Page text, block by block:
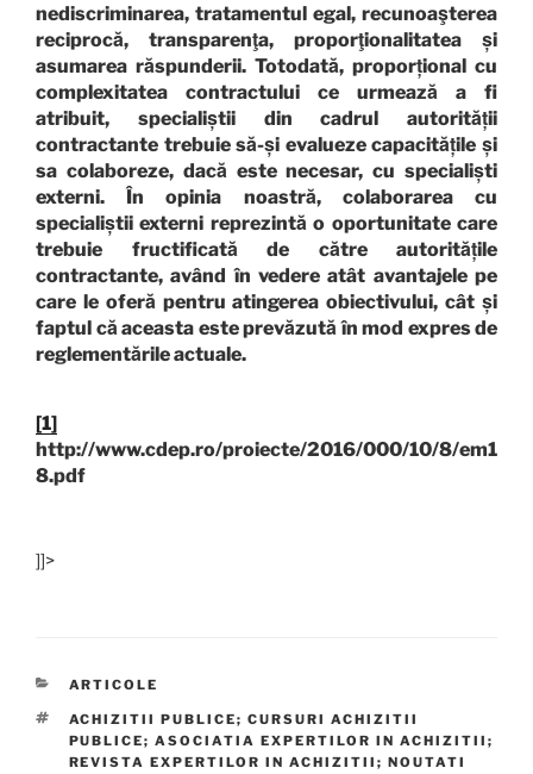
nediscriminarea, tratamentul egal, recunoaşterea
reciprocă, transparenţa, proporţionalitatea și
asumarea răspunderii. Totodată, proporțional cu
complexitatea contractului ce urmează a fi
atribuit, specialiștii din cadrul autorității
contractante trebuie să-și evalueze capacitățile și
sa colaboreze, dacă este necesar, cu specialiști
externi. În opinia noastră, colaborarea cu
specialiștii externi reprezintă o oportunitate care
trebuie fructificată de către autoritățile
contractante, având în vedere atât avantajele pe
care le oferă pentru atingerea obiectivului, cât și
faptul că aceasta este prevăzută în mod expres de
reglementările actuale.
[1]
http://www.cdep.ro/proiecte/2016/000/10/8/em1
8.pdf
]]>
CATEGORIES
ARTICOLE
TAGS
ACHIZITII PUBLICE; CURSURI ACHIZITII
PUBLICE; ASOCIATIA EXPERTILOR IN ACHIZITII;
REVISTA EXPERTILOR IN ACHIZITII; NOUTATI